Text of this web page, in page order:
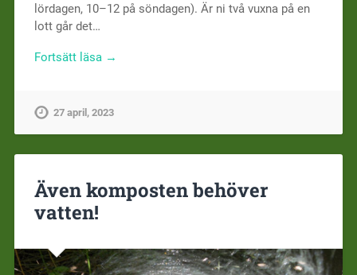
lördagen, 10–12 på söndagen). Är ni två vuxna på en
lott går det…
Fortsätt läsa →
27 april, 2023
Även komposten behöver
vatten!